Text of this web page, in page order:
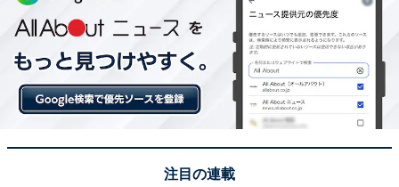
注目の連載